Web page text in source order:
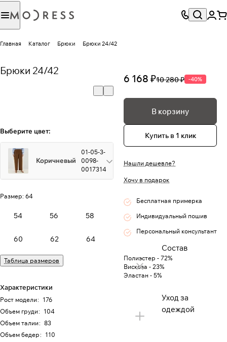
Главная Каталог Брюки Брюки 24/42
Брюки 24/42
Выберите цвет:
Коричневый
01-05-3-
0098-
0017314
Размер: 64
54 56 58
60 62 64
Таблица размеров
Характеристики
Рост модели: 176
Объем груди: 104
Объем талии: 83
Объем бедер: 110
6 168 ₽10 280 ₽ -40%
В корзину
Купить в 1 клик
Нашли дешевле?
Хочу в подарок
Бесплатная примерка
Индивидуальный пошив
Персональный консультант
Состав
Полиэстер - 72%
Вискоза - 23%
Эластан - 5%
Уход за
одеждой